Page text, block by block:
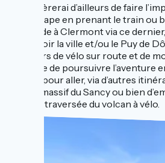
Je suggèrerai d’ailleurs de faire
cette étape en prenant le train ou
escapade à Clermont via ce
d’aller voir la ville et/ou le Puy de
amateurs de vélo sur route et de
possible de poursuivre l’aventure
l’Ouest pour aller, via d’autres
vers le massif du Sancy ou bien
Grande traversée du volcan à vélo.